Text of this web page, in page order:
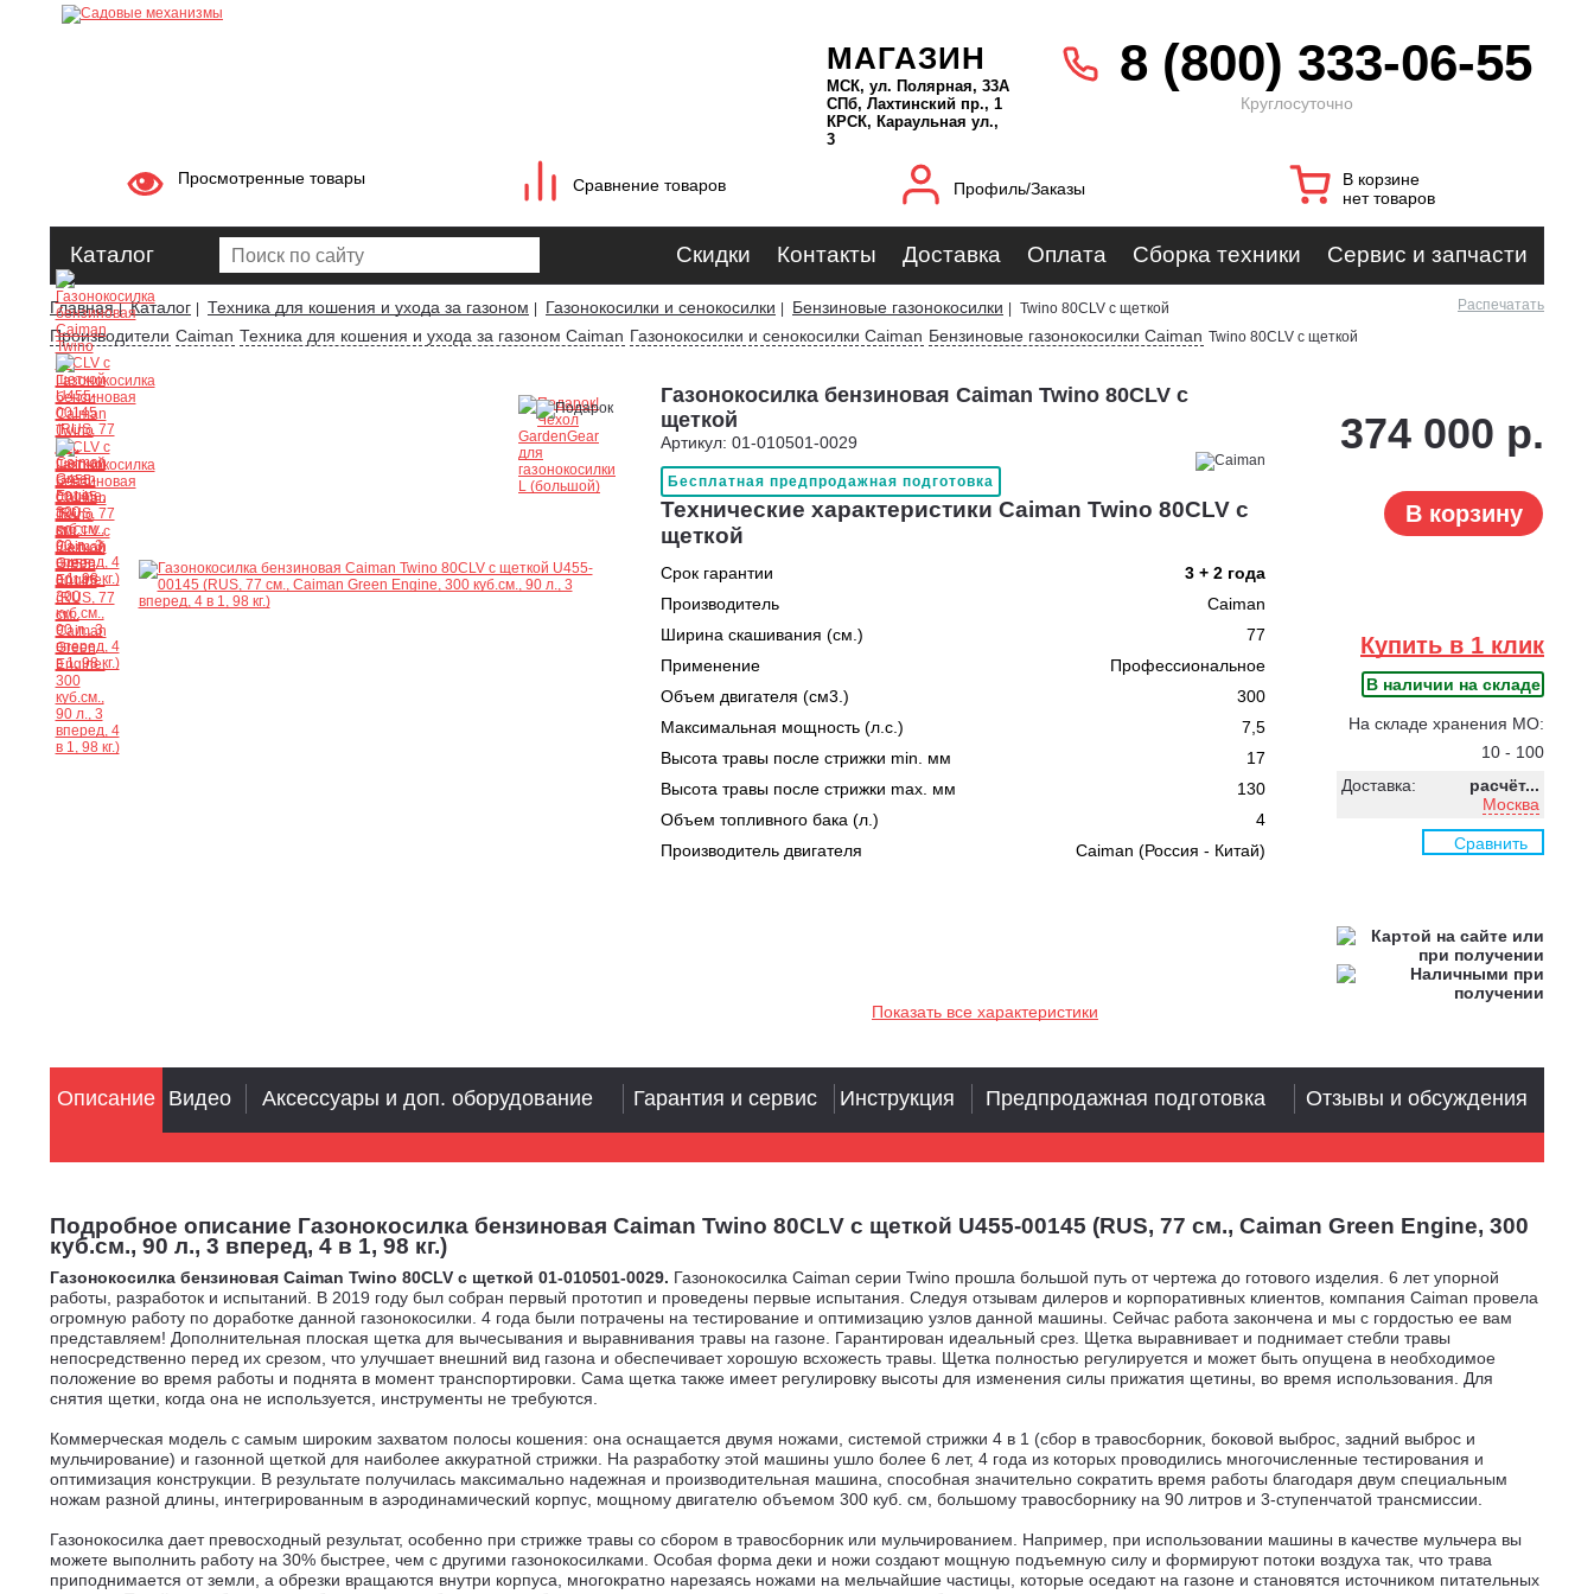
МАГАЗИН
МСК, ул. Полярная, 33А
СПб, Лахтинский пр., 1
КРСК, Караульная ул.,
3
8 (800) 333-06-55
Круглосуточно
Просмотренные товары Сравнение товаров Профиль/Заказы
В корзине
нет товаров
Каталог Скидки Контакты Доставка Оплата Сборка техники Сервис и запчасти
Главная|Каталог Техника для кошения и ухода за газоном Газонокосилки и сенокосилки Бензиновые газонокосилки Twino 80CLV с щеткой Распечатать
Производители Caiman Техника для кошения и ухода за газоном Caiman Газонокосилки и сенокосилки Caiman Бензиновые газонокосилки Caiman Twino 80CLV с щеткой
Газонокосилка бензиновая Caiman Twino 80CLV с
щеткой
Артикул: 01-010501-0029
Бесплатная предпродажная подготовка
Технические характеристики Caiman Twino 80CLV с
щеткой
Срок гарантии
3 + 2 года
Производитель
Caiman
Ширина скашивания (см.)
77
Применение
Профессиональное
Объем двигателя (см3.)
300
Максимальная мощность (л.с.)
7,5
Высота травы после стрижки min. мм
17
Высота травы после стрижки max. мм
130
Объем топливного бака (л.)
4
Производитель двигателя
Caiman (Россия - Китай)
Показать все характеристики
374 000 р.
В корзину
Купить в 1 клик
В наличии на складе
На складе хранения МО:
10 - 100
Доставка:
расчёт...
Москва
Сравнить
Подробное описание Газонокосилка бензиновая Caiman Twino 80CLV с щеткой U455-00145 (RUS, 77 см., Caiman Green Engine, 300
куб.см., 90 л., 3 вперед, 4 в 1, 98 кг.)
Газонокосилка бензиновая Caiman Twino 80CLV с щеткой 01-010501-0029. Газонокосилка Caiman серии Twino прошла большой путь от чертежа до готового изделия. 6 лет упорной
работы, разработок и испытаний. В 2019 году был собран первый прототип и проведены первые испытания. Следуя отзывам дилеров и корпоративных клиентов, компания Caiman провела
огромную работу по доработке данной газонокосилки. 4 года были потрачены на тестирование и оптимизацию узлов данной машины. Сейчас работа закончена и мы с гордостью ее вам
представляем! Дополнительная плоская щетка для вычесывания и выравнивания травы на газоне. Гарантирован идеальный срез. Щетка выравнивает и поднимает стебли травы
непосредственно перед их срезом, что улучшает внешний вид газона и обеспечивает хорошую всхожесть травы. Щетка полностью регулируется и может быть опущена в необходимое
положение во время работы и поднята в момент транспортировки. Сама щетка также имеет регулировку высоты для изменения силы прижатия щетины, во время использования. Для
снятия щетки, когда она не используется, инструменты не требуются.
Коммерческая модель с самым широким захватом полосы кошения: она оснащается двумя ножами, системой стрижки 4 в 1 (сбор в травосборник, боковой выброс, задний выброс и
мульчирование) и газонной щеткой для наиболее аккуратной стрижки. На разработку этой машины ушло более 6 лет, 4 года из которых проводились многочисленные тестирования и
оптимизация конструкции. В результате получилась максимально надежная и производительная машина, способная значительно сократить время работы благодаря двум специальным
ножам разной длины, интегрированным в аэродинамический корпус, мощному двигателю объемом 300 куб. см, большому травосборнику на 90 литров и 3-ступенчатой трансмиссии.
Газонокосилка дает превосходный результат, особенно при стрижке травы со сбором в травосборник или мульчированием. Например, при использовании машины в качестве мульчера вы
можете выполнить работу на 30% быстрее, чем с другими газонокосилками. Особая форма деки и ножи создают мощную подъемную силу и формируют потоки воздуха так, что трава
приподнимается от земли, а обрезки вращаются внутри корпуса, многократно нарезаясь ножами на мельчайшие частицы, которые оседают на газоне и становятся источником питательных
Описание Видео Аксессуары и доп. оборудование Гарантия и сервис Инструкция Предпродажная подготовка Отзывы и обсуждения